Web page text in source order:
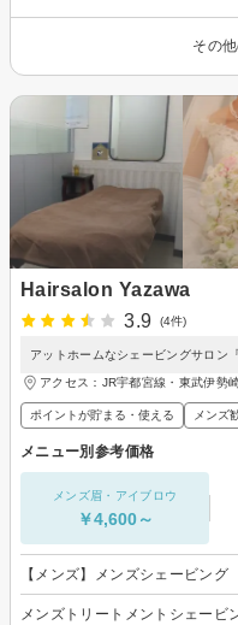
その
Hairsalon Yazawa
3.9
(4件)
アットホームなシェービングサロン
アクセス：JR宇都宮線・東武伊勢
ポイントが貯まる・使える メンズ
メニュー別参考価格
メンズ眉・アイブロウ
￥4,600～
【メンズ】メンズシェービング
メンズトリートメントシェービ